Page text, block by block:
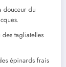
douceur du
tagliatelles
épinards frais